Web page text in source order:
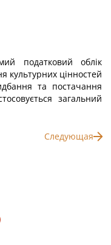
податковий облік
культурних цінностей
та постачання
загальний
Следующая